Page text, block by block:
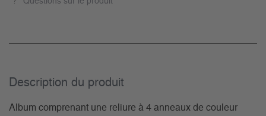
Description du­ produit
Album comprenant une reliure à 4 anneaux de couleur